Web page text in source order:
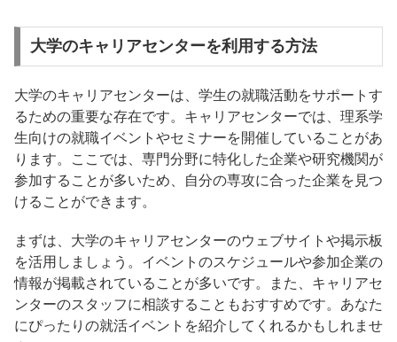
大学のキャリアセンターを利用する方法
大学のキャリアセンターは、学生の就職活動をサポートす
るための重要な存在です。キャリアセンターでは、理系学
生向けの就職イベントやセミナーを開催していることがあ
ります。ここでは、専門分野に特化した企業や研究機関が
参加することが多いため、自分の専攻に合った企業を見つ
けることができます。
まずは、大学のキャリアセンターのウェブサイトや掲示板
を活用しましょう。イベントのスケジュールや参加企業の
情報が掲載されていることが多いです。また、キャリアセ
ンターのスタッフに相談することもおすすめです。あなた
にぴったりの就活イベントを紹介してくれるかもしれませ